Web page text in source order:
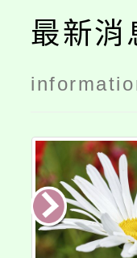
最新消